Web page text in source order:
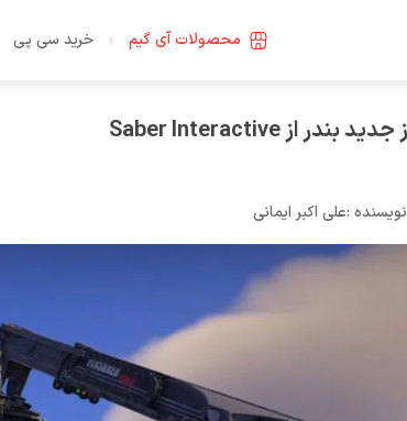
محصولات آی گیم خرید سی پی
نویسنده :علی اکبر ایمانی